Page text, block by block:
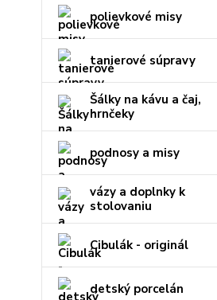
polievkové misy
tanierové súpravy
Šálky na kávu a čaj,
hrnčeky
podnosy a misy
vázy a doplnky k
stolovaniu
Cibulák - originál
detský porcelán